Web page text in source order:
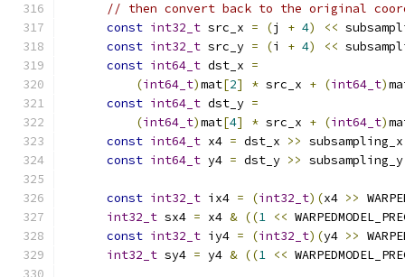
// then convert back to the original
const int32_t src_x = (j + 4) <<
const int32_t src_y = (i + 4) <<
const int64_t dst_x =
(int64_t)mat[2] * src_x + (int64_t)
const int64_t dst_y =
(int64_t)mat[4] * src_x + (int64_t)
const int64_t x4 = dst_x >> subsampling_x
const int64_t y4 = dst_y >> subsampling_y
const int32_t ix4 = (int32_t)(x4 >>
int32_t sx4 = x4 & ((1 <<
const int32_t iy4 = (int32_t)(y4 >>
int32_t sy4 = y4 & ((1 <<